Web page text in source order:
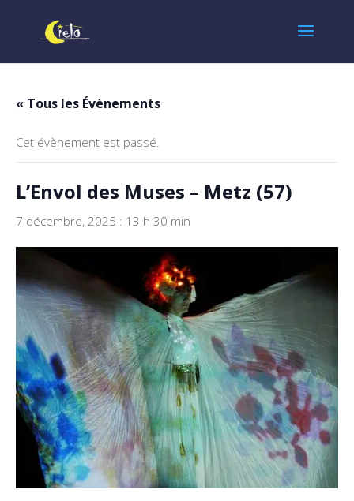
« Tous les Évènements
Cet évènement est passé.
L’Envol des Muses – Metz (57)
7 décembre, 2025 : 13 h 30 min